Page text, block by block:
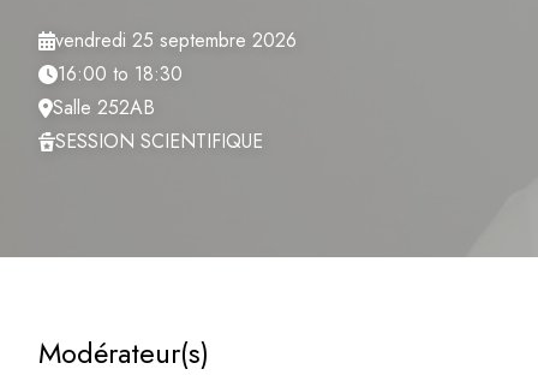
vendredi 25 septembre 2026
16:00 to 18:30
Salle 252AB
SESSION SCIENTIFIQUE
Modérateur(s)